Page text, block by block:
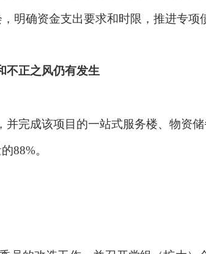
明确资金支出要求和时限，推进专项
不正之风仍有发生
完成该项目的一站式服务楼、物资储
88%。